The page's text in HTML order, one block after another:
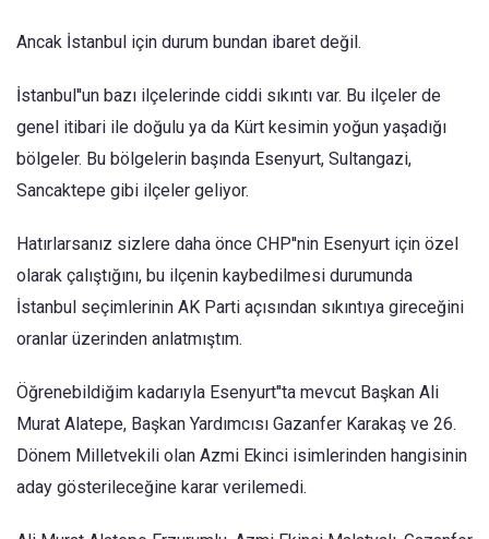
Ancak İstanbul için durum bundan ibaret değil.
İstanbul''un bazı ilçelerinde ciddi sıkıntı var. Bu ilçeler de
genel itibari ile doğulu ya da Kürt kesimin yoğun yaşadığı
bölgeler. Bu bölgelerin başında Esenyurt, Sultangazi,
Sancaktepe gibi ilçeler geliyor.
Hatırlarsanız sizlere daha önce CHP''nin Esenyurt için özel
olarak çalıştığını, bu ilçenin kaybedilmesi durumunda
İstanbul seçimlerinin AK Parti açısından sıkıntıya gireceğini
oranlar üzerinden anlatmıştım.
Öğrenebildiğim kadarıyla Esenyurt''ta mevcut Başkan Ali
Murat Alatepe, Başkan Yardımcısı Gazanfer Karakaş ve 26.
Dönem Milletvekili olan Azmi Ekinci isimlerinden hangisinin
aday gösterileceğine karar verilemedi.